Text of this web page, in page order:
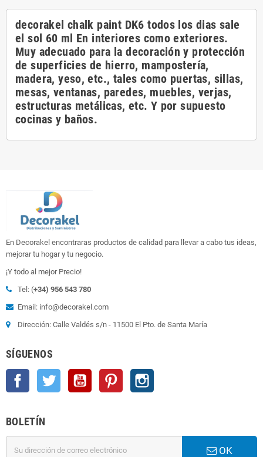
decorakel chalk paint DK6 todos los dias sale
el sol 60 ml En interiores como exteriores.
Muy adecuado para la decoración y protección
de superficies de hierro, mampostería,
madera, yeso, etc., tales como puertas, sillas,
mesas, ventanas, paredes, muebles, verjas,
estructuras metálicas, etc. Y por supuesto
cocinas y baños.
En Decorakel encontraras productos de calidad para llevar a cabo tus ideas,
mejorar tu hogar y tu negocio.
¡Y todo al mejor Precio!
Tel: (+34) 956 543 780
Email: info@decorakel.com
Dirección: Calle Valdés s/n - 11500 El Pto. de Santa María
SÍGUENOS
Facebook Twitter YouTube Pinterest
BOLETÍN
OK